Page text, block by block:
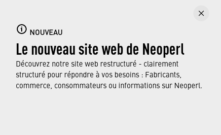
NOUVEAU
Le nouveau site web de Neoperl
Découvrez notre site web restructuré - clairement
structuré pour répondre à vos besoins : Fabricants,
commerce, consommateurs ou informations sur Neoperl.